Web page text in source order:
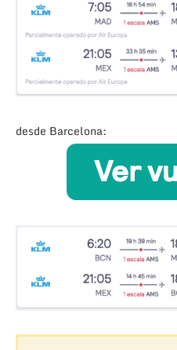
desde Barcelona: